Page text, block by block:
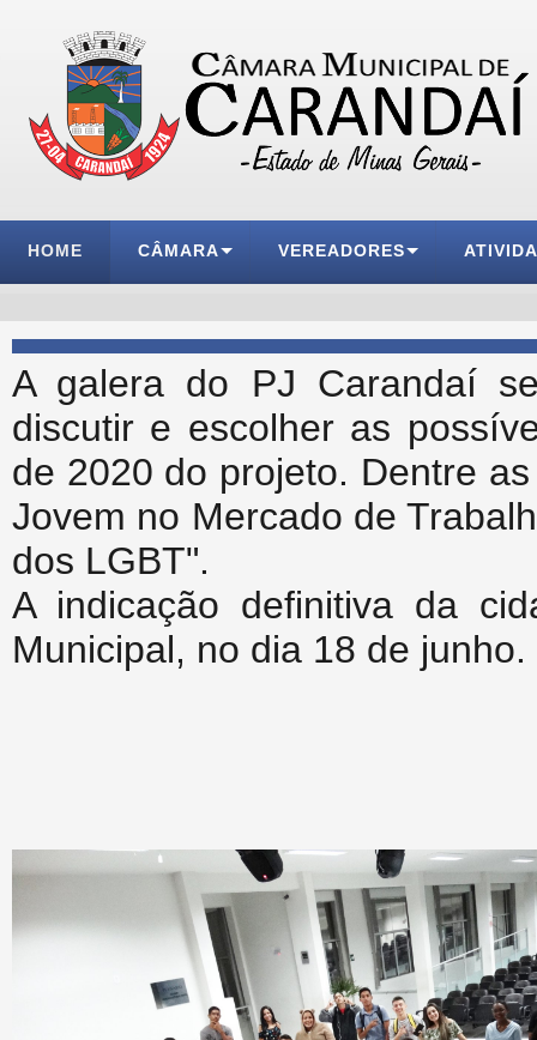
HOME CÂMARA VEREADORES
A galera do PJ Carandaí
discutir e escolher as
de 2020 do projeto. Dentre
Jovem no Mercado de
dos LGBT".
A indicação definitiva da
Municipal, no dia 18 de junho.